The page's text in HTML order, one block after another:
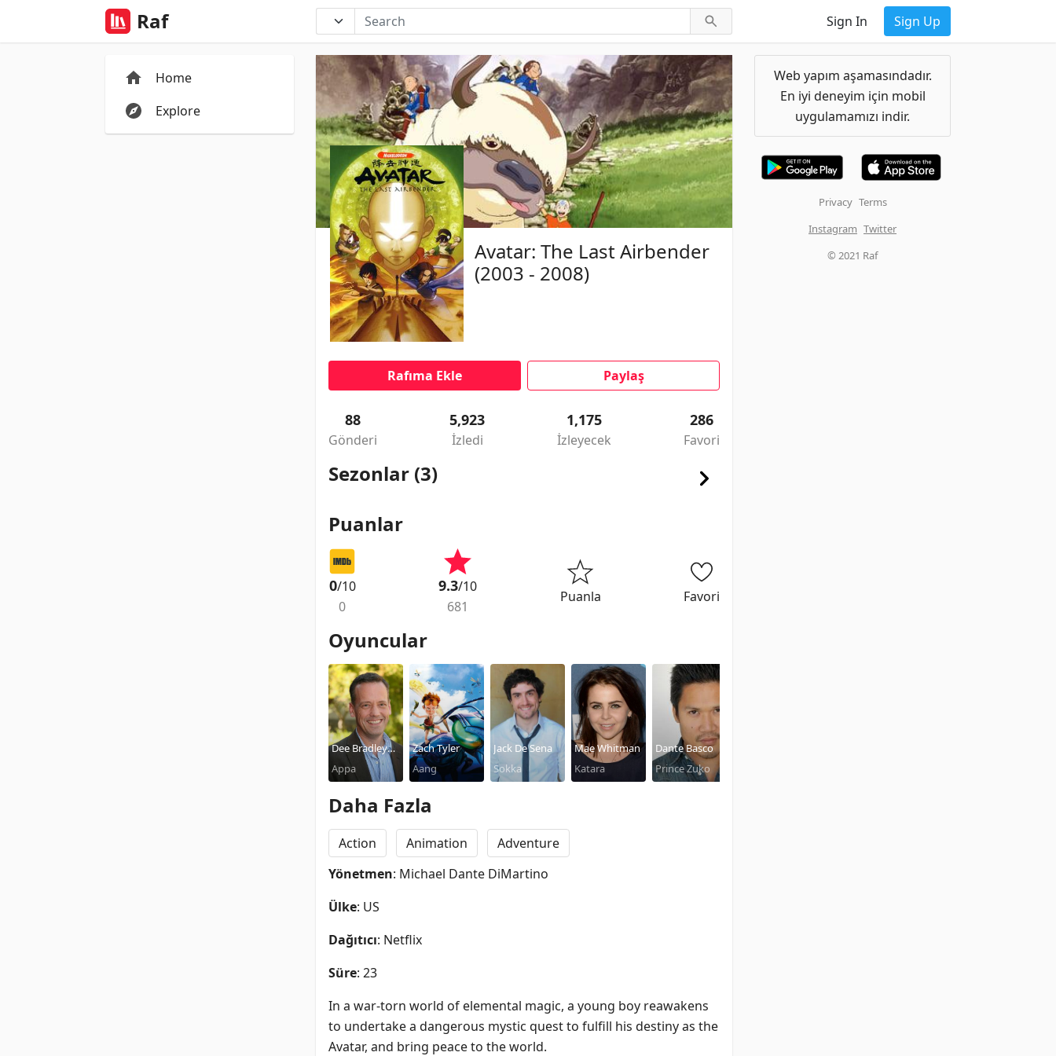
Raf Sign In Sign Up
Home
Explore
Avatar: The Last Airbender
(2003 - 2008)
Rafıma Ekle Paylaş
88
Gönderi
5,923
İzledi
1,175
İzleyecek
286
Favori
Sezonlar (3)
Puanlar
0/10
0
9.3/10
681
Puanla Favori
Oyuncular
Dee Bradley
Baker
Appa
Zach Tyler
Aang
Jack De Sena
Sokka
Mae Whitman
Katara
Dante Basco
Prince Zuko
Daha Fazla
Action Animation
Adventure
Yönetmen: Michael Dante DiMartino
Ülke: US
Dağıtıcı: Netflix
Süre: 23
In a war-torn world of elemental magic, a young boy reawakens
to undertake a dangerous mystic quest to fulfill his destiny as the
Avatar, and bring peace to the world.
Web yapım aşamasındadır.
En iyi deneyim için mobil
uygulamamızı indir.
Privacy Terms
Instagram Twitter
© 2021 Raf